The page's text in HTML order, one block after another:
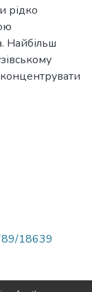
рідко
Найбільш
концентрувати
18639